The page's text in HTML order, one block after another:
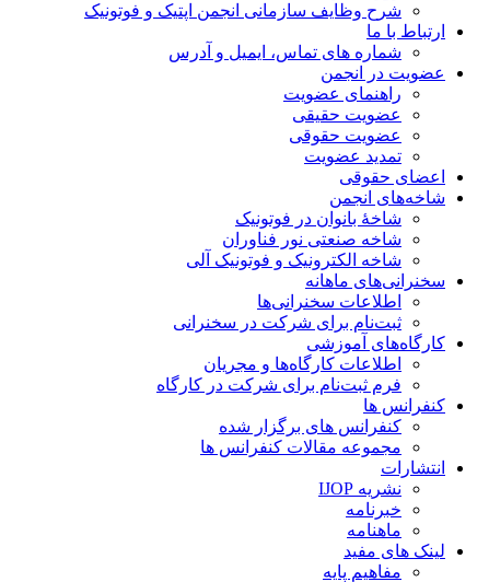
شرح وظایف سازمانی انجمن اپتیک و فوتونیک
ارتباط با ما
شماره های تماس، ایمیل و آدرس
عضویت در انجمن
راهنمای عضویت
عضویت حقیقی
عضویت حقوقی
تمدید عضویت
اعضای حقوقی
شاخه‌های انجمن
شاخۀ بانوان در فوتونیک
شاخه صنعتی نور فناوران
شاخه‌ الکترونیک و فوتونیک آلی
سخنرانی‌های ماهانه
اطلاعات سخنرانی‌‌ها
ثبت‌نام برای شرکت در سخنرانی
کارگاه‌های آموزشی
اطلاعات کارگاه‌ها و مجریان
فرم ثبت‌نام برای شرکت در کارگاه
کنفرانس ها
کنفرانس های برگزار شده
مجموعه مقالات کنفرانس ها
انتشارات
نشریه IJOP
خبرنامه
ماهنامه
لینک های مفید
مفاهیم پایه